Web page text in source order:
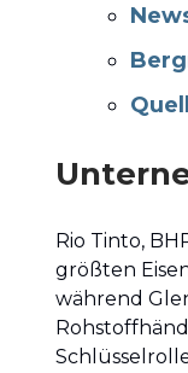
Rio Tinto,
größten
während